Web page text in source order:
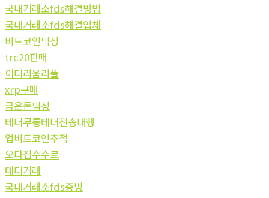
국내거래소fds해결방법
국내거래소fds해결업체
비트코인믹싱
trc20판매
이더리움리플
xrp구매
금은돈믹싱
테더무통테더전송대행
업비트코인추적
오다집수수료
테더거래
국내거래소fds증빙